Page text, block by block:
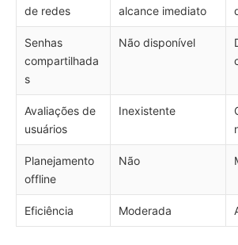
de redes
alcance imediato
Senhas
compartilhada
s
Não disponível
Avaliações de
usuários
Inexistente
Planejamento
offline
Não
Eficiência Moderada